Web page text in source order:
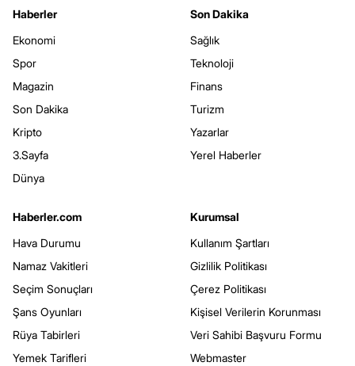
Haberler
Ekonomi
Spor
Magazin
Son Dakika
Kripto
3.Sayfa
Dünya
Son Dakika
Sağlık
Teknoloji
Finans
Turizm
Yazarlar
Yerel Haberler
Haberler.com
Hava Durumu
Namaz Vakitleri
Seçim Sonuçları
Şans Oyunları
Rüya Tabirleri
Yemek Tarifleri
Kurumsal
Kullanım Şartları
Gizlilik Politikası
Çerez Politikası
Kişisel Verilerin Korunması
Veri Sahibi Başvuru Formu
Webmaster